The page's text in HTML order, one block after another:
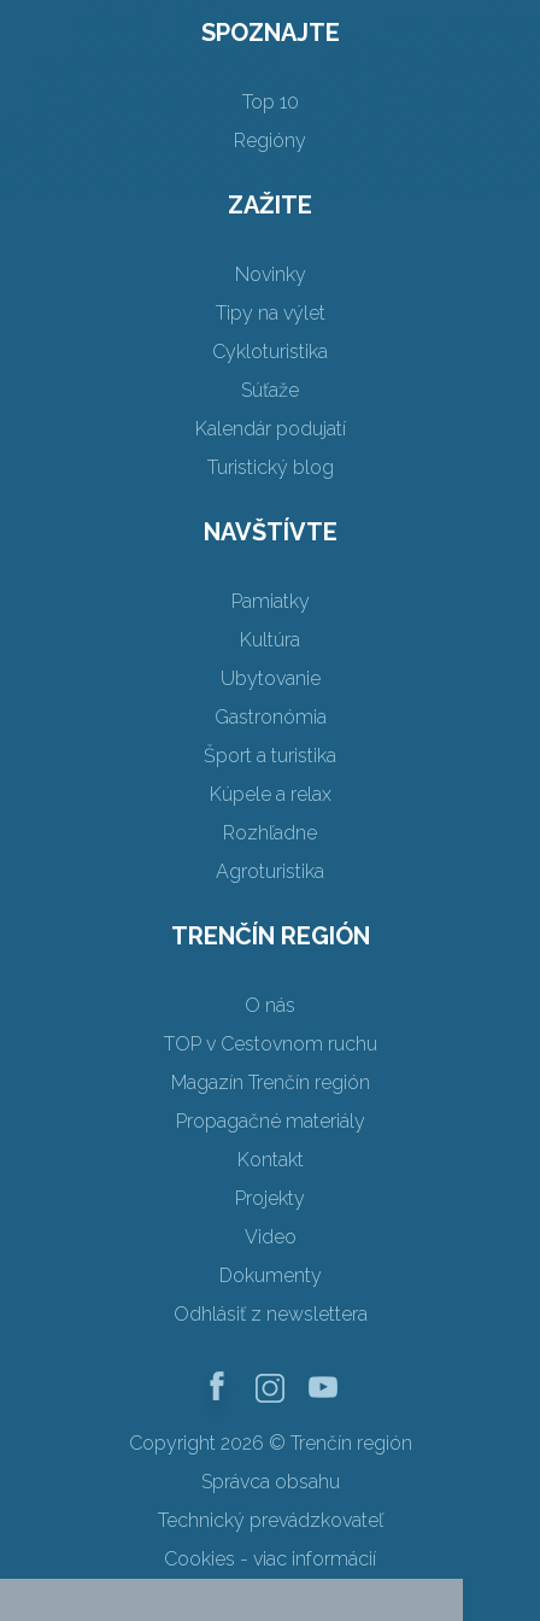
SPOZNAJTE
Top 10
Regióny
ZAŽITE
Novinky
Tipy na výlet
Cykloturistika
Súťaže
Kalendár podujatí
Turistický blog
NAVŠTÍVTE
Pamiatky
Kultúra
Ubytovanie
Gastronómia
Šport a turistika
Kúpele a relax
Rozhľadne
Agroturistika
TRENČÍN REGIÓN
O nás
TOP v Cestovnom ruchu
Magazín Trenčín región
Propagačné materiály
Kontakt
Projekty
Video
Dokumenty
Odhlásiť z newslettera
Copyright 2026 © Trenčín región
Správca obsahu
Technický prevádzkovateľ
Cookies - viac informácií